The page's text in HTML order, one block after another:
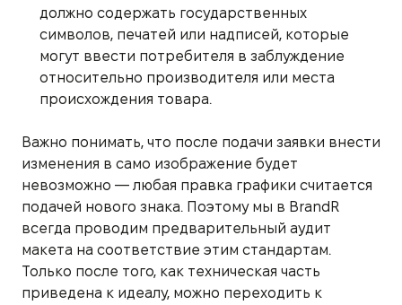
должно содержать государственных
символов, печатей или надписей, которые
могут ввести потребителя в заблуждение
относительно производителя или места
происхождения товара.
Важно понимать, что после подачи заявки внести
изменения в само изображение будет
невозможно — любая правка графики считается
подачей нового знака. Поэтому мы в BrandR
всегда проводим предварительный аудит
макета на соответствие этим стандартам.
Только после того, как техническая часть
приведена к идеалу, можно переходить к